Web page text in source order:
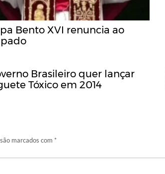
Bento XVI renuncia ao
Brasileiro quer lançar
Tóxico em 2014
marcados com *